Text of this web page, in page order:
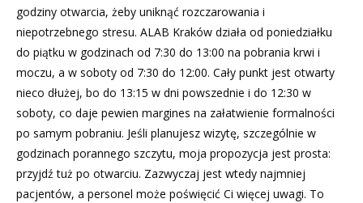
godziny otwarcia, żeby uniknąć rozczarowania i
niepotrzebnego stresu. ALAB Kraków działa od poniedziałku
do piątku w godzinach od 7:30 do 13:00 na pobrania krwi i
moczu, a w soboty od 7:30 do 12:00. Cały punkt jest otwarty
nieco dłużej, bo do 13:15 w dni powszednie i do 12:30 w
soboty, co daje pewien margines na załatwienie formalności
po samym pobraniu. Jeśli planujesz wizytę, szczególnie w
godzinach porannego szczytu, moja propozycja jest prosta:
przyjdź tuż po otwarciu. Zazwyczaj jest wtedy najmniej
pacjentów, a personel może poświęcić Ci więcej uwagi. To